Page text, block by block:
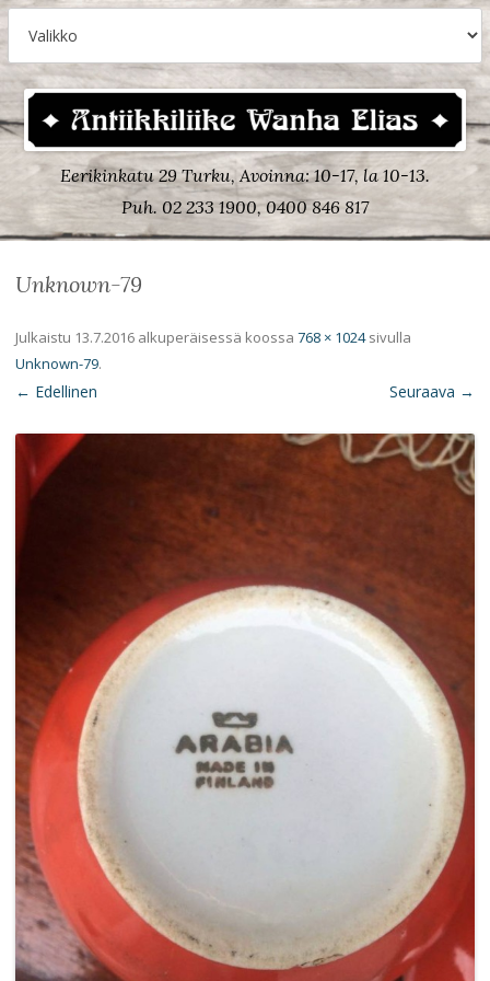
Eerikinkatu 29 Turku, Avoinna: 10-17, la 10-13.
Puh. 02 233 1900, 0400 846 817
Unknown-79
Julkaistu 13.7.2016 alkuperäisessä koossa 768 × 1024sivulla
Unknown-79.
← Edellinen Seuraava →